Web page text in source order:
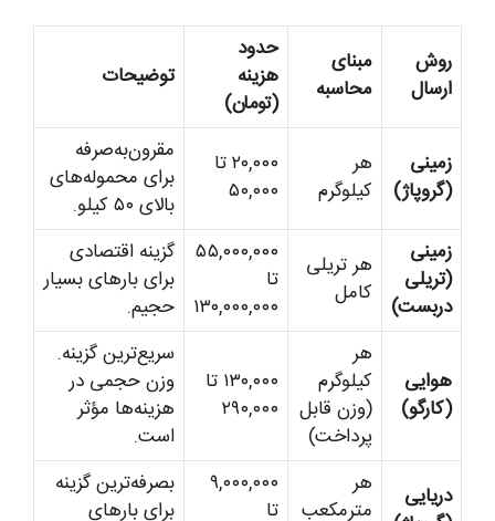
روش
ارسال
مبنای
محاسبه
حدود
هزینه
(تومان)
توضیحات
زمینی
(گروپاژ)
هر
کیلوگرم
۲۰,۰۰۰ تا
۵۰,۰۰۰
مقرون‌به‌صرفه
برای محموله‌های
بالای ۵۰ کیلو.
زمینی
(تریلی
دربست)
هر تریلی
کامل
۵۵,۰۰۰,۰۰۰
تا
۱۳۰,۰۰۰,۰۰۰
گزینه اقتصادی
برای بارهای بسیار
حجیم.
هوایی
(کارگو)
هر
کیلوگرم
(وزن قابل
پرداخت)
۱۳۰,۰۰۰ تا
۲۹۰,۰۰۰
سریع‌ترین گزینه.
وزن حجمی در
هزینه‌ها مؤثر
است.
دریایی
هر
مترمکعب
۹,۰۰۰,۰۰۰
تا
بصرفه‌ترین گزینه
برای بارهای